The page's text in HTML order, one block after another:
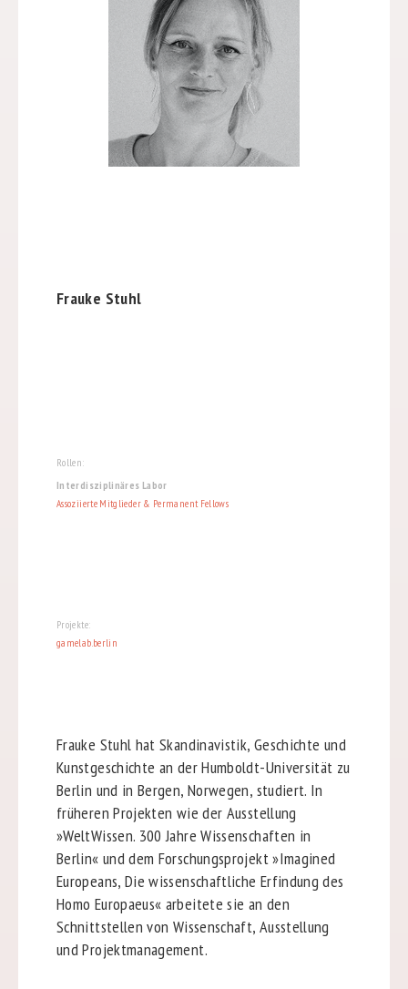
Frauke Stuhl
Rollen:
Interdisziplinäres Labor
Assoziierte Mitglieder & Permanent Fellows
Projekte:
gamelab.berlin
Frauke Stuhl hat Skandinavistik, Geschichte und
Kunstgeschichte an der Humboldt-Universität zu
Berlin und in Bergen, Norwegen, studiert. In
früheren Projekten wie der Ausstellung
»WeltWissen. 300 Jahre Wissenschaften in
Berlin« und dem Forschungsprojekt »Imagined
Europeans, Die wissenschaftliche Erfindung des
Homo Europaeus« arbeitete sie an den
Schnittstellen von Wissenschaft, Ausstellung
und Projektmanagement.